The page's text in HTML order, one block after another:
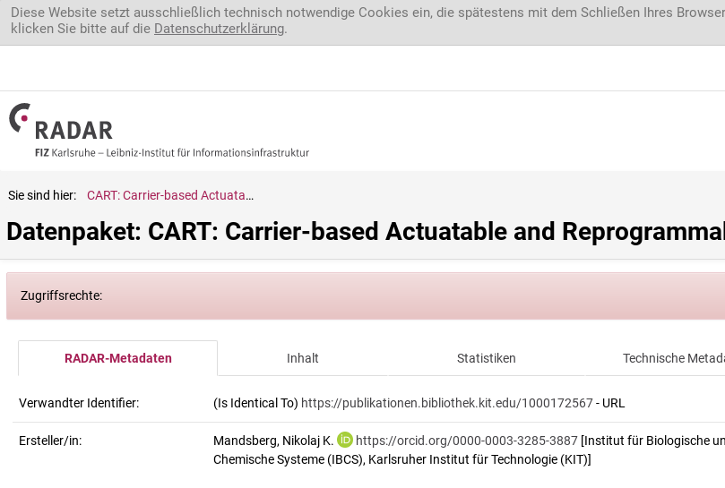
Direkt zum Inhalt
Diese Website setzt ausschließlich technisch notwendige Cookies ein, die spätestens mit dem Schließen Ihres
klicken Sie bitte auf die Datenschutzerklärung.
Sie sind hier: CART: Carrier-based Actuatable and Reprogrammable Transport
Datenpaket: CART: Carrier-based Actuatable and
Zugriffsrechte:
RADAR-Metadaten Inhalt Statistiken Technische
Verwandter Identifier: (Is Identical To) https://publikationen.bibliothek.kit.edu/1000172567- URL
Ersteller/in: Mandsberg, Nikolaj K. https://orcid.org/0000-0003-3285-3887 [Institut für Biologische
Chemische Systeme (IBCS), Karlsruher Institut für Technologie (KIT)]